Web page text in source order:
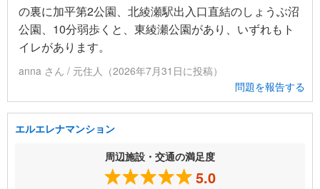
の裏に加平第2公園、北綾瀬駅出入口直結のしょうぶ沼
公園、10分弱歩くと、東綾瀬公園があり、いずれもト
イレがあります。
anna さん / 元住人（2026年7月31日に投稿）
問題を報告する
エルエレナマンション
周辺施設・交通の満足度
5.0